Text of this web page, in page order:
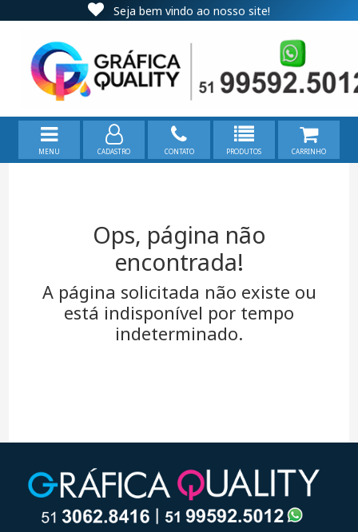
Seja bem vindo ao nosso site!
MENU CADASTRO CONTATO PRODUTOS CARRINHO
Ops, página não
encontrada!
A página solicitada não existe ou
está indisponível por tempo
indeterminado.